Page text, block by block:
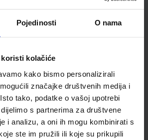
Pojedinosti O nama
kolačiće
kako bismo personalizirali
značajke društvenih medija i
tako, podatke o vašoj upotrebi
s partnerima za društvene
i analizu, a oni ih mogu kombinirati s
ste im pružili ili koje su prikupili
UDŽBENIK
NJEMAČKI JEZIK
6870